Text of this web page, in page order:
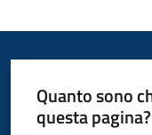
A
Tutti
Quanto sono
questa pagina?